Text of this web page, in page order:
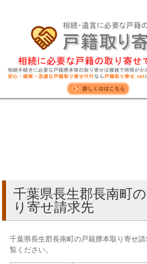
千葉県長生郡長南町
り寄せ請求先
千葉県長生郡長南町の戸籍謄本取り寄せ
覧ください。